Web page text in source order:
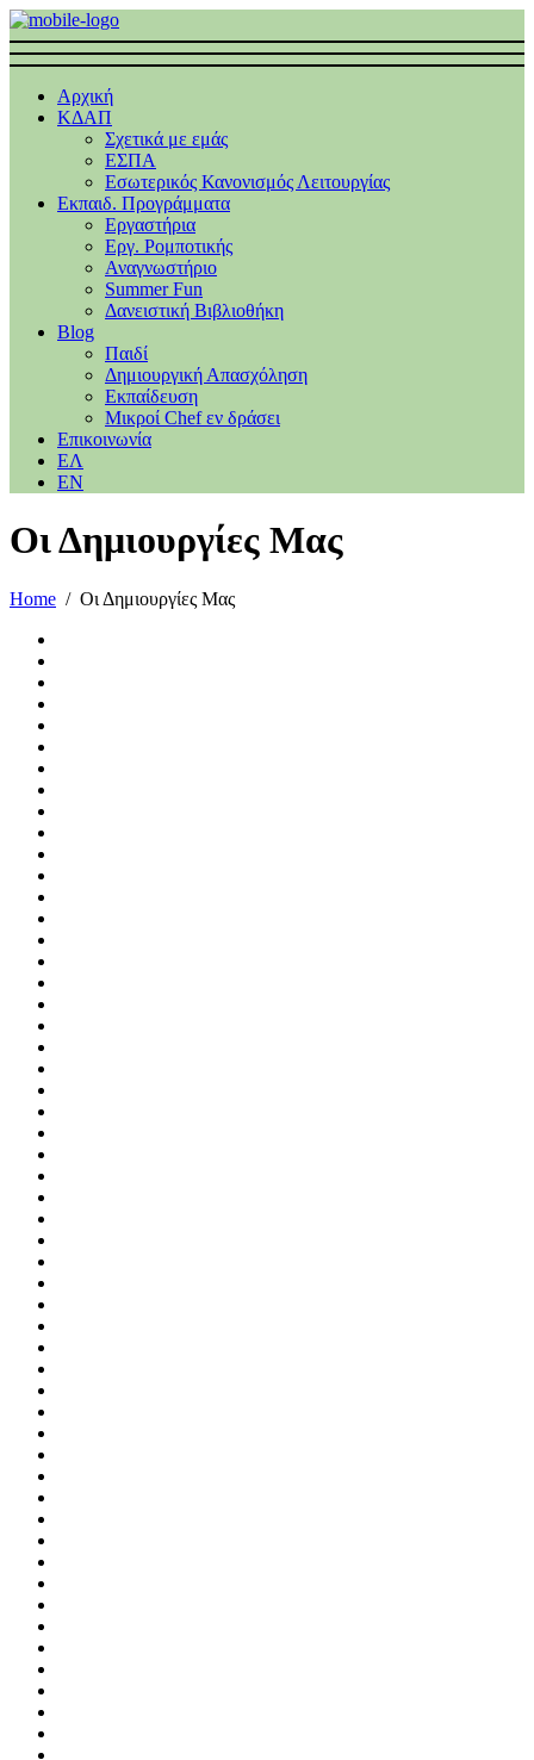
Αρχική
ΚΔΑΠ
Σχετικά με εμάς
ΕΣΠΑ
Εσωτερικός Κανονισμός Λειτουργίας
Εκπαιδ. Προγράμματα
Εργαστήρια
Εργ. Ρομποτικής
Αναγνωστήριο
Summer Fun
Δανειστική Βιβλιοθήκη
Blog
Παιδί
Δημιουργική Απασχόληση
Εκπαίδευση
Μικροί Chef εν δράσει
Επικοινωνία
ΕΛ
EΝ
Οι Δημιουργίες Μας
Home Οι Δημιουργίες Μας